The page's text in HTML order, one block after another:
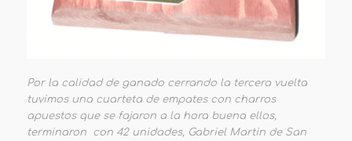
Por la calidad de ganado cerrando la tercera vuelta
tuvimos una cuarteta de empates con charros
apuestos que se fajaron a la hora buena ellos,
terminaron con 42 unidades, Gabriel Martin de San